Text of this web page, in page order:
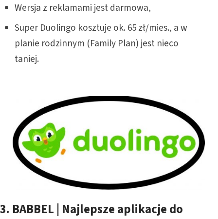
Wersja z reklamami jest darmowa,
Super Duolingo kosztuje ok. 65 zł/mies., a w
planie rodzinnym (Family Plan) jest nieco
taniej.
3. BABBEL | Najlepsze aplikacje do